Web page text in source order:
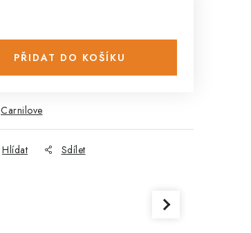
PŘIDAT DO KOŠÍKU
Carnilove
Hlídat Sdílet